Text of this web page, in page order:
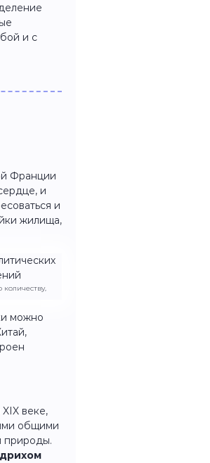
и с
Франции
и
и
жилища,
можно
веке,
общими
природы.